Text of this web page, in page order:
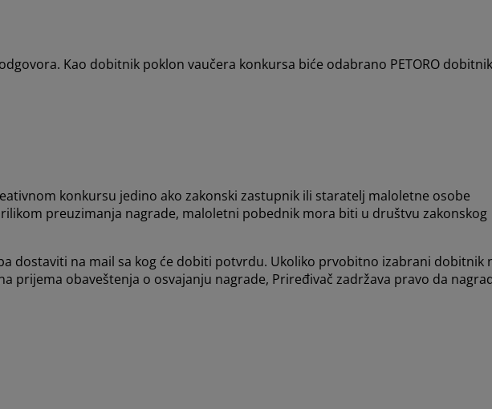
Kao dobitnik poklon vaučera konkursa biće odabrano PETORO
konkursu jedino ako zakonski zastupnik ili staratelj maloletne osobe
preuzimanja nagrade, maloletni pobednik mora biti u društvu zakonskog
dostaviti na mail sa kog će dobiti potvrdu. Ukoliko prvobitno izabrani dobitnik
prijema obaveštenja o osvajanju nagrade, Priređivač zadržava pravo da